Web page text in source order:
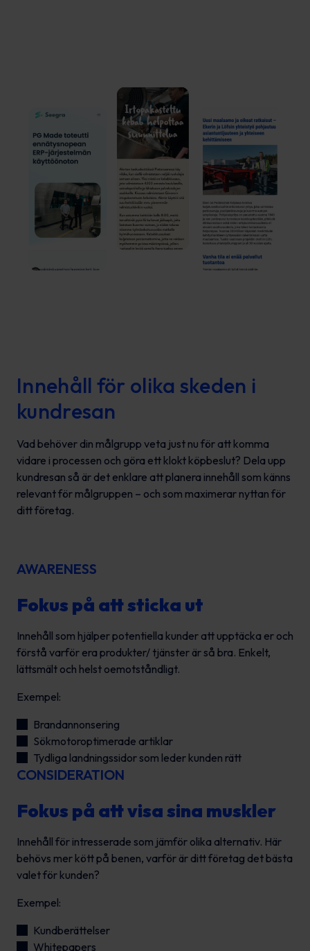
Innehåll för olika skeden i
kundresan
Vad behöver din målgrupp veta just nu för att komma
vidare i processen och göra ett klokt köpbeslut? Dela upp
kundresan så är det enklare att planera innehåll som känns
relevant för målgruppen – och som maximerar nyttan för
ditt företag.
AWARENESS
Fokus på att sticka ut
Innehåll som hjälper potentiella kunder att upptäcka er och
förstå varför era produkter/ tjänster är så bra. Enkelt,
lättsmält och helst oemotståndligt.
Exempel:
Brandannonsering
Sökmotoroptimerade artiklar
Tydliga landningssidor som leder kunden rätt
CONSIDERATION
Fokus på att visa sina muskler
Innehåll för intresserade som jämför olika alternativ. Här
behövs mer kött på benen, varför är ditt företag det bästa
valet för kunden?
Exempel:
Kundberättelser
Whitepapers